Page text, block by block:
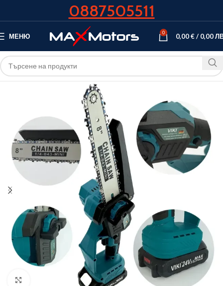
0887505511
МЕНЮ 0 0,00€/ 0,00
Кликнете, за да увеличите